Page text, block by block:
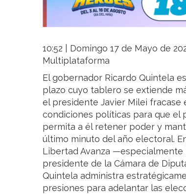
10:52 | Domingo 17 de Mayo de
Multiplataforma
El gobernador Ricardo Quintela
plazo cuyo tablero se extiende
el presidente Javier Milei fracase
condiciones políticas para que el
permita a él retener poder y
último minuto del año electoral.
Libertad Avanza
presidente de la Cámara de
Quintela administra
presiones para adelantar las